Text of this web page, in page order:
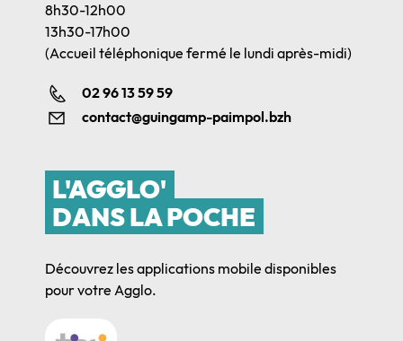
8h30-12h00
13h30-17h00
(Accueil téléphonique fermé le lundi après-midi)
02 96 13 59 59
contact@guingamp-paimpol.bzh
L'AGGLO'
DANS LA POCHE
Découvrez les applications mobile disponibles
pour votre Agglo.